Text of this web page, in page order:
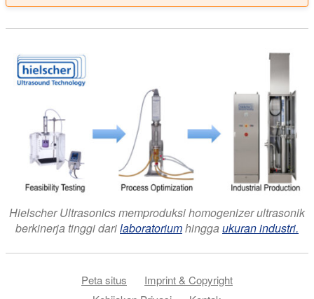
Hielscher Ultrasonics memproduksi homogenizer ultrasonik
berkinerja tinggi darilaboratoriumhinggaukuran industri.
Peta situs
Imprint & Copyright